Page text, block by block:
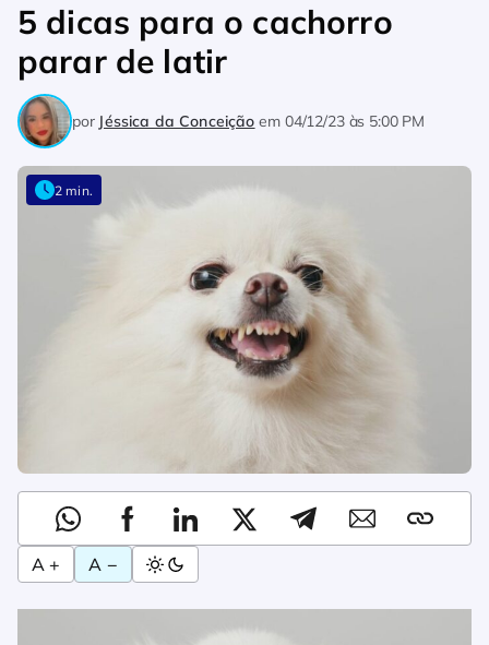
5 dicas para o cachorro
parar de latir
por Jéssica da Conceição em 04/12/23 às 5:00 PM
2 min.
A + A −